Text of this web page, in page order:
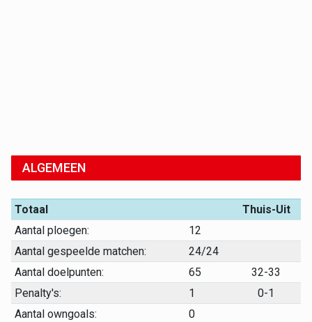
ALGEMEEN
Totaal
Thuis-Uit
Aantal ploegen:
12
Aantal gespeelde matchen:
24/24
Aantal doelpunten:
65
32-33
Penalty's:
1
0-1
Aantal owngoals:
0